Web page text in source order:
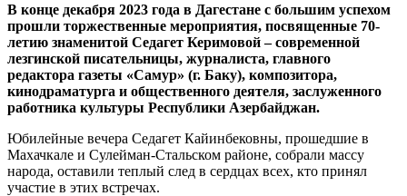
В конце декабря 2023 года в Дагестане с большим успехом
прошли торжественные мероприятия, посвященные 70-
летию знаменитой Седагет Керимовой – современной
лезгинской писательницы, журналиста, главного
редактора газеты «Самур» (г. Баку), композитора,
кинодраматурга и общественного деятеля, заслуженного
работника культуры Республики Азербайджан.
Юбилейные вечера Седагет Кайинбековны, прошедшие в
Махачкале и Сулейман-Стальском районе, собрали массу
народа, оставили теплый след в сердцах всех, кто принял
участие в этих встречах.